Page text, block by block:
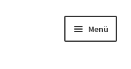
Menü